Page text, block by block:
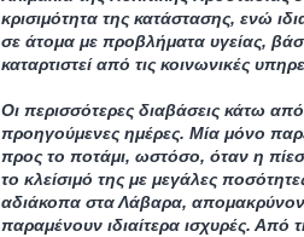
κρισιμότητα της κατάστασης, ενώ
σε άτομα με προβλήματα υγείας,
καταρτιστεί από τις κοινωνικές
Οι περισσότερες διαβάσεις κάτω
προηγούμενες ημέρες. Μία μόνο
προς το ποτάμι, ωστόσο, όταν η
το κλείσιμό της με μεγάλες
αδιάκοπα στα Λάβαρα,
παραμένουν ιδιαίτερα ισχυρές.